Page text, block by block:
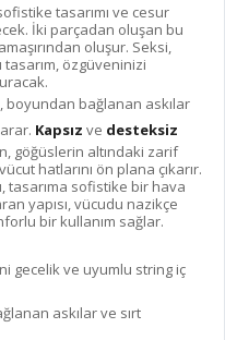
tasarımı ve cesur
İki parçadan oluşan bu
oluşur. Seksi,
özgüveninizi
boyundan bağlanan askılar
Kapsız ve desteksiz
göğüslerin altındaki zarif
hatlarını ön plana çıkarır.
tasarıma sofistike bir hava
yapısı, vücudu nazikçe
bir kullanım sağlar.
gecelik ve uyumlu string iç
askılar ve sırt